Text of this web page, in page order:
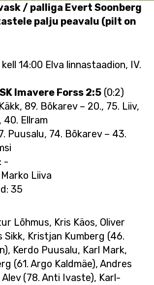
/ palliga Evert Soonberg
palju peavalu (pilt on
14:00 Elva linnastaadion, IV.
Imavere Forss 2:5 (0:2)
89. Bõkarev – 20., 75. Liiv,
40. Ellram
Puusalu, 74. Bõkarev – 43.
-
Liiva
35
Lõhmus, Kris Käos, Oliver
Sikk, Kristjan Kumberg (46.
Kerdo Puusalu, Karl Mark,
(61. Argo Kaldmäe), Andres
Alev (78. Anti Ivaste), Karl-